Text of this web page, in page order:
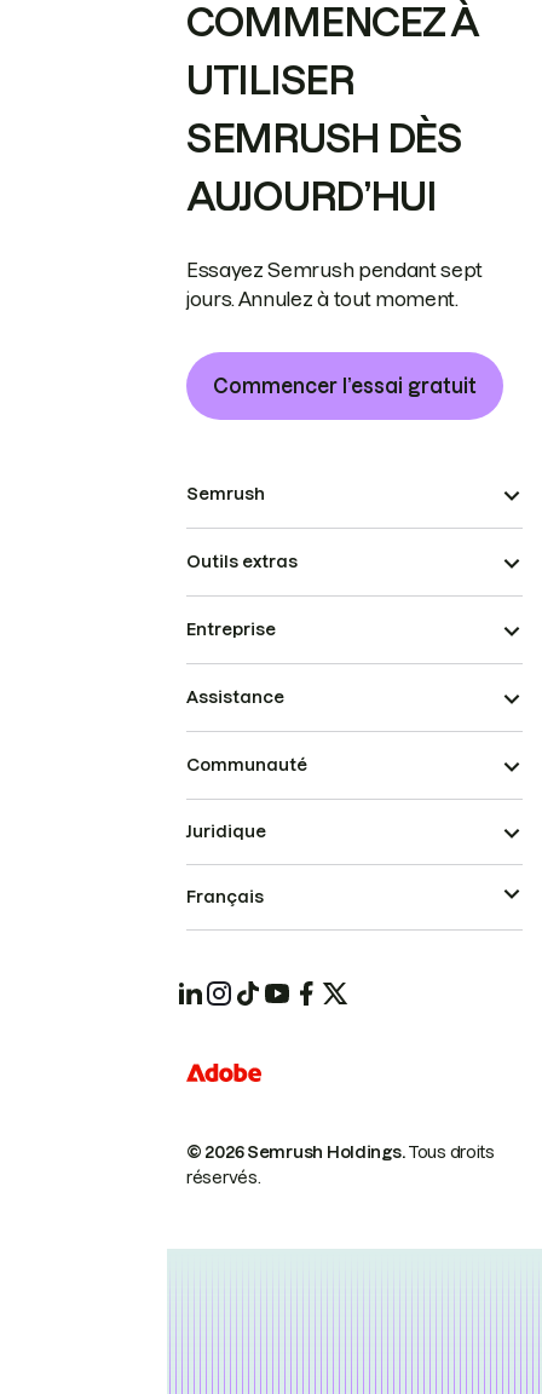
COMMENCEZ À
UTILISER
SEMRUSH DÈS
AUJOURD’HUI
Essayez Semrush pendant sept
jours. Annulez à tout moment.
Commencer l’essai gratuit
Semrush
Outils extras
Entreprise
Assistance
Communauté
© 2026 Semrush Holdings.Tous droits
réservés.
Juridique
Français